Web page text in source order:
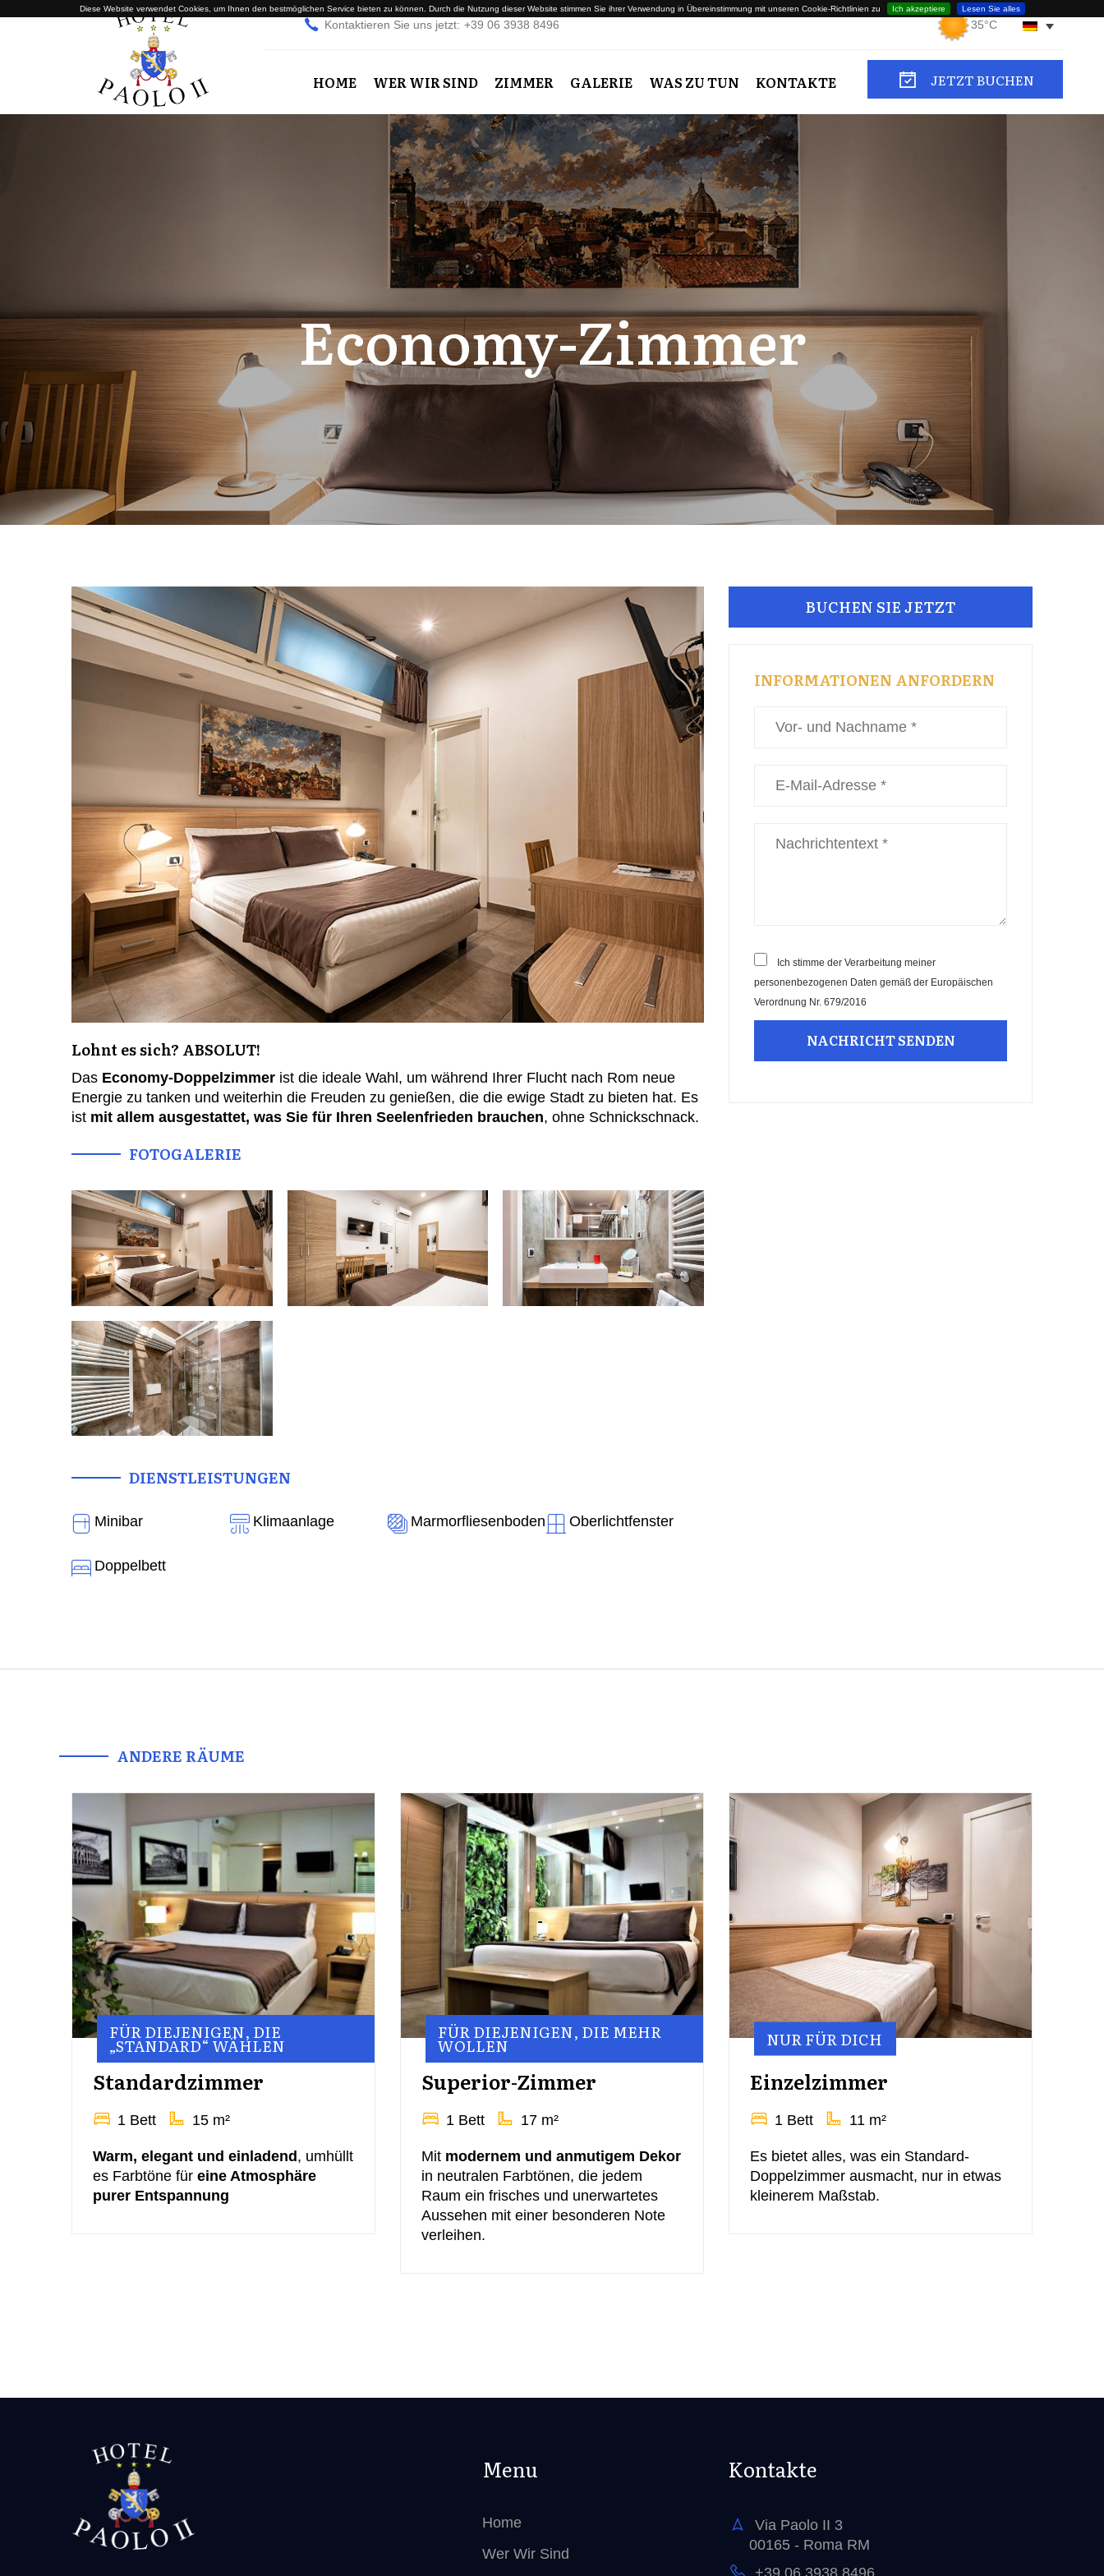
Diese Website verwendet Cookies, um Ihnen den bestmöglichen Service bieten zu können. Durch die Nutzung dieser Website stimmen Sie ihrer Verwendung in Übereinstimmung mit unseren Cookie-Richtlinien zu Ich akzeptiere Lesen Sie alles
Kontaktieren Sie uns jetzt: +39 06 3938 8496 35°C
HOME WER WIR SIND ZIMMER GALERIE WAS ZU TUN KONTAKTE JETZT BUCHEN
Economy-Zimmer
Lohnt es sich? ABSOLUT!
Das Economy-Doppelzimmer ist die ideale Wahl, um während Ihrer Flucht nach Rom neue
Energie zu tanken und weiterhin die Freuden zu genießen, die die ewige Stadt zu bieten hat. Es
ist mit allem ausgestattet, was Sie für Ihren Seelenfrieden brauchen, ohne Schnickschnack.
FOTOGALERIE
DIENSTLEISTUNGEN
Minibar Klimaanlage Marmorfliesenboden Oberlichtfenster
Doppelbett
BUCHEN SIE JETZT
INFORMATIONEN ANFORDERN
Ich stimme der Verarbeitung meiner
personenbezogenen Daten gemäß der Europäischen
Verordnung Nr. 679/2016
ANDERE RÄUME
Standardzimmer
1 Bett 15 m²
Warm, elegant und einladend, umhüllt
es Farbtöne für eine Atmosphäre
purer Entspannung
FÜR DIEJENIGEN, DIE
„STANDARD“ WÄHLEN
Superior-Zimmer
1 Bett 17 m²
Mit modernem und anmutigem Dekor
in neutralen Farbtönen, die jedem
Raum ein frisches und unerwartetes
Aussehen mit einer besonderen Note
verleihen.
FÜR DIEJENIGEN, DIE MEHR
WOLLEN
Einzelzimmer
1 Bett 11 m²
Es bietet alles, was ein Standard-
Doppelzimmer ausmacht, nur in etwas
kleinerem Maßstab.
NUR FÜR DICH
Menu
Home
Wer Wir Sind
Kontakte
Via Paolo II 3
00165 - Roma RM
+39 06 3938 8496